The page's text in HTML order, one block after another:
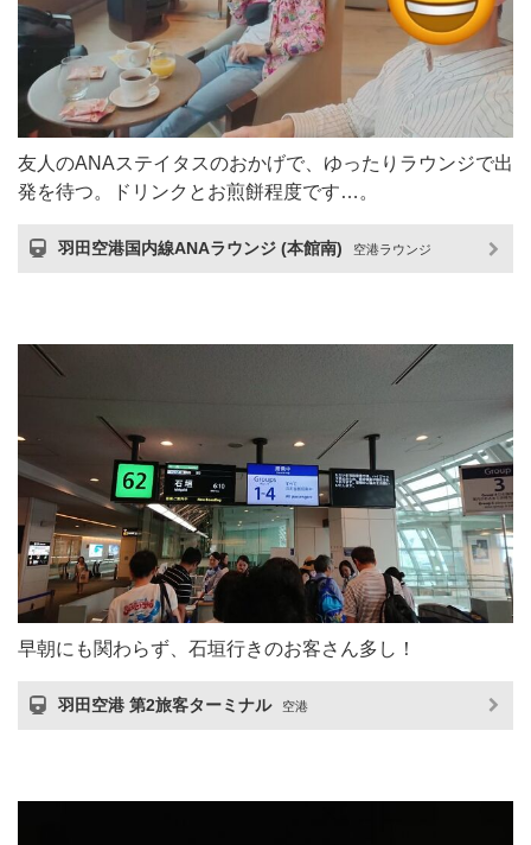
友人のANAステイタスのおかげで、ゆったりラウンジで出
発を待つ。ドリンクとお煎餅程度です…。
羽田空港国内線ANAラウンジ (本館南) 空港ラウンジ
早朝にも関わらず、石垣行きのお客さん多し！
羽田空港 第2旅客ターミナル 空港